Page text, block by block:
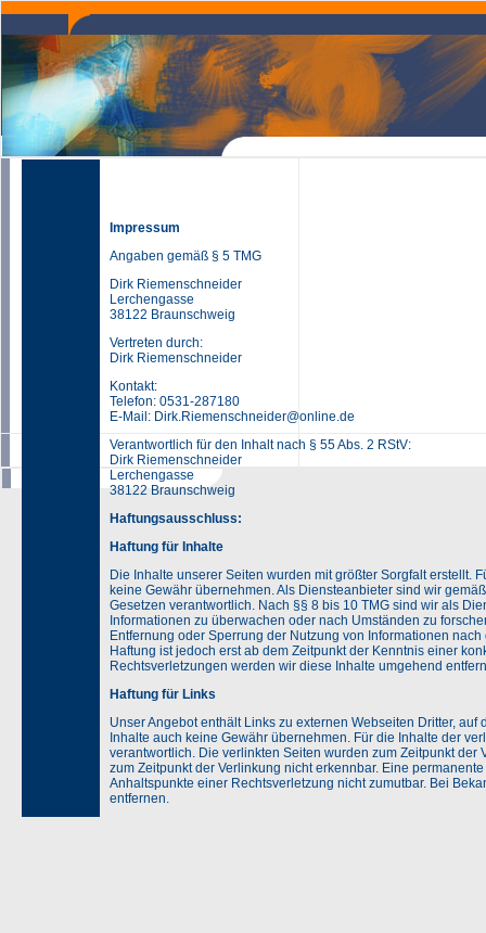
Impressum
Angaben gemäß § 5 TMG
Dirk Riemenschneider
Lerchengasse
38122 Braunschweig
Vertreten durch:
Dirk Riemenschneider
Kontakt:
Telefon: 0531-287180
E-Mail: Dirk.Riemenschneider@online.de
Verantwortlich für den Inhalt nach § 55 Abs. 2 RStV:
Dirk Riemenschneider
Lerchengasse
38122 Braunschweig
Haftungsausschluss:
Haftung für Inhalte
Die Inhalte unserer Seiten wurden mit größter Sorgfalt erstellt.
keine Gewähr übernehmen. Als Diensteanbieter sind wir
Gesetzen verantwortlich. Nach §§ 8 bis 10 TMG sind wir als
Informationen zu überwachen oder nach Umständen zu
Entfernung oder Sperrung der Nutzung von Informationen
Haftung ist jedoch erst ab dem Zeitpunkt der Kenntnis einer
Rechtsverletzungen werden wir diese Inhalte umgehend
Haftung für Links
Unser Angebot enthält Links zu externen Webseiten Dritter,
Inhalte auch keine Gewähr übernehmen. Für die Inhalte der
verantwortlich. Die verlinkten Seiten wurden zum Zeitpunkt
zum Zeitpunkt der Verlinkung nicht erkennbar. Eine
Anhaltspunkte einer Rechtsverletzung nicht zumutbar. Bei
entfernen.